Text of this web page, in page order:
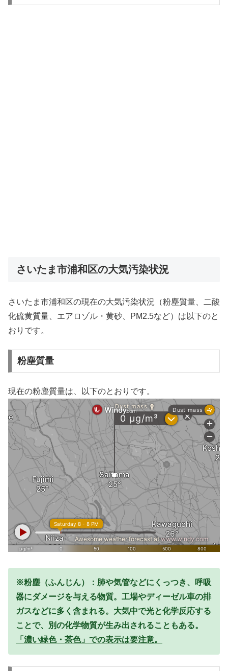
さいたま市浦和区の大気汚染状況
さいたま市浦和区の現在の大気汚染状況（粉塵質量、二酸
化硫黄質量、エアロゾル・黄砂、PM2.5など）は以下のと
おりです。
粉塵質量
現在の粉塵質量は、以下のとおりです。
※粉塵（ふんじん）：肺や気管などにくっつき、呼吸
器にダメージを与える物質。工場やディーゼル車の排
ガスなどに多く含まれる。大気中で光と化学反応する
ことで、別の化学物質が生み出されることもある。
「濃い緑色・茶色」での表示は要注意。